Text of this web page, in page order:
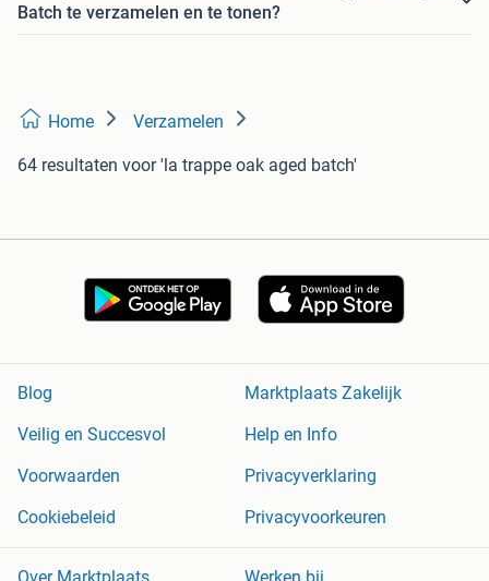
Batch te verzamelen en te tonen?
Home Verzamelen
64 resultaten voor 'la trappe oak aged batch'
Blog
Marktplaats Zakelijk
Veilig en Succesvol
Help en Info
Voorwaarden
Privacyverklaring
Cookiebeleid
Privacyvoorkeuren